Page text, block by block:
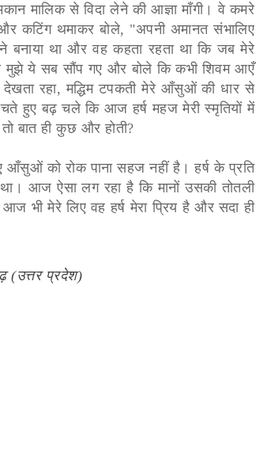
मालिक से विदा लेने की आज्ञा माँगी। वे कमरे
कटिंग थमाकर बोले, "अपनी अमानत संभालिए
बनाया था और वह कहता रहता था कि जब मेरे
मुझे ये सब सौंप गए और बोले कि कभी शिवम आएँ
रहा, मद्धिम टपकती मेरे आँसुओं की धार से
हुए बढ़ चले कि आज हर्ष महज मेरी स्मृतियों में
बात ही कुछ और होती?
को रोक पाना सहज नहीं है। हर्ष के प्रति
आज ऐसा लग रहा है कि मानों उसकी तोतली
भी मेरे लिए वह हर्ष मेरा प्रिय है और सदा ही
(उत्तर प्रदेश)